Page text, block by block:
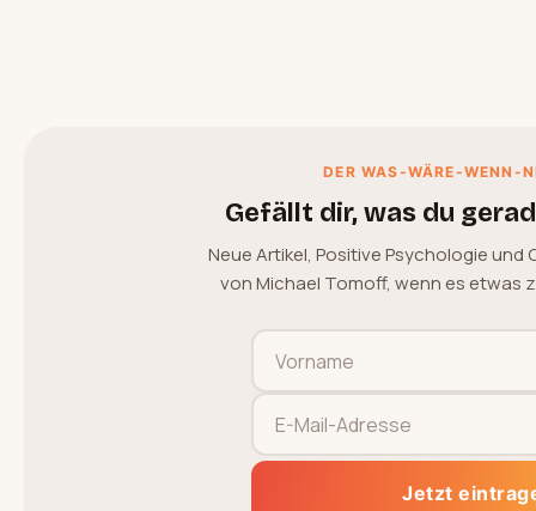
DER WAS-WÄRE-WENN-
Gefällt dir, was du
Neue Artikel, Positive Psychologie
von Michael Tomoff, wenn es etwas
Jetzt